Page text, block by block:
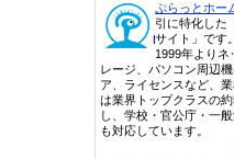
ぷらっとホー
引に特化した
サイト」です。
1999年よりネ
レージ、パソコン周辺
ア、ライセンスなど、
は業界トップクラスの
し、学校・官公庁・一
も対応しています。